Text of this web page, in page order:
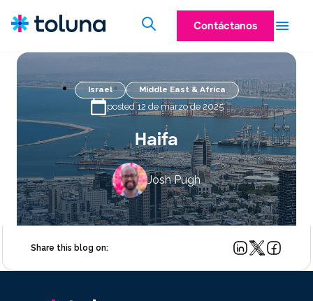
Contáctanos
Israel Middle East & Africa
posted 12 de marzo de 2025
Haifa
Josh Pugh
Share this blog on: